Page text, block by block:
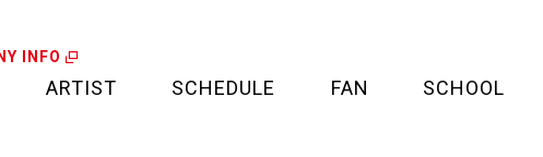
INFO
ARTIST SCHEDULE FAN SCHOOL